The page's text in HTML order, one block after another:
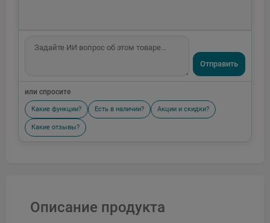
Отправить
или спросите
Какие функции? Есть в наличии? Акции и скидки?
Какие отзывы?
Описание продукта